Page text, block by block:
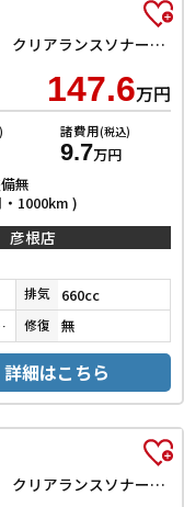
ベースグレード 両側スライド・片側電動 クリアランスソナー オートクルーズコントロール レーンアシスト 衝突被害軽減システム オートライト LEDヘッドランプ スマートキー アイドリングストップ
147.6万円
諸費用(税込)
9.7万円
無
1000km )
彦根店
排気 660cc
ール 修復 無
詳細はこちら
ベースグレード 両側スライド・片側電動 クリアランスソナー オートクルーズコントロール レーンアシスト オートライト スマートキー アイドリングストップ 電動格納ミラー シートヒーター ベンチシート